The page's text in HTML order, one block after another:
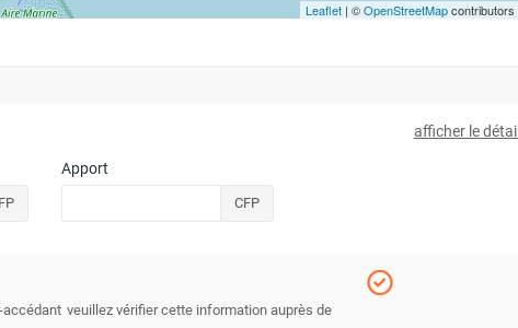
Leaflet| ©OpenStreetMapcontributors
afficher le détail
Apport
CFP
accédant veuillez vérifier cette information auprès de